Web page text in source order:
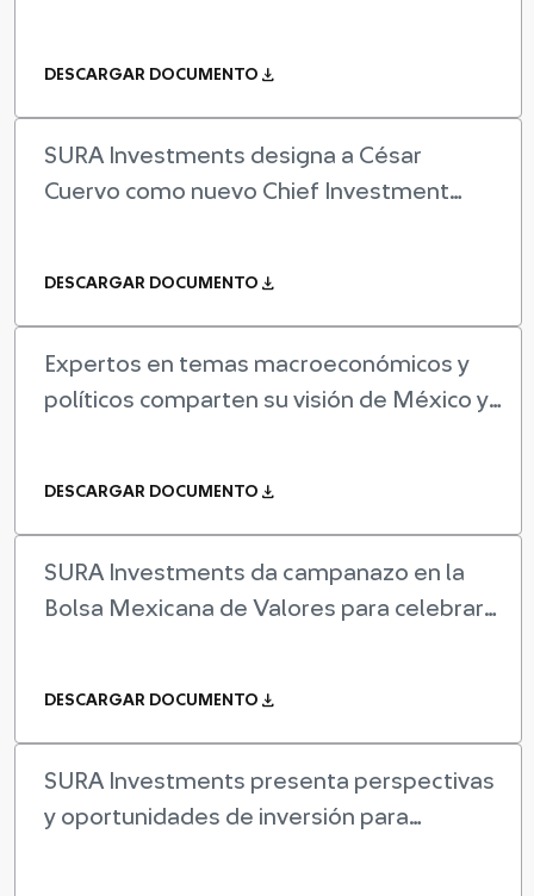
DESCARGAR DOCUMENTO download
SURA Investments designa a César
Cuervo como nuevo Chief Investment
DESCARGAR DOCUMENTO download
Expertos en temas macroeconómicos y
políticos comparten su visión de México y
DESCARGAR DOCUMENTO download
SURA Investments da campanazo en la
Bolsa Mexicana de Valores para celebrar
DESCARGAR DOCUMENTO download
SURA Investments presenta perspectivas
y oportunidades de inversión para